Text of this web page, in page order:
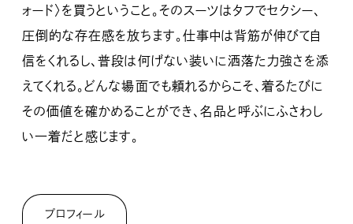
ォード〉を買うということ。そのスーツはタフでセクシー、
圧倒的な存在感を放ちます。仕事中は背筋が伸びて自
信をくれるし、普段は何げない装いに洒落た力強さを添
えてくれる。どんな場面でも頼れるからこそ、着るたびに
その価値を確かめることができ、名品と呼ぶにふさわし
い一着だと感じます。
プロフィール